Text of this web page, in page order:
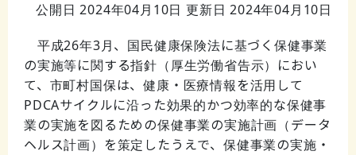
公開日 2024年04月10日 更新日 2024年04月10日
平成26年3月、国民健康保険法に基づく保健事業
の実施等に関する指針（厚生労働省告示）におい
て、市町村国保は、健康・医療情報を活用して
PDCAサイクルに沿った効果的かつ効率的な保健事
業の実施を図るための保健事業の実施計画（データ
ヘルス計画）を策定したうえで、保健事業の実施・